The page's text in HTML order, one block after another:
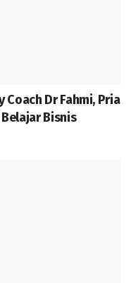
Coach Dr Fahmi, Pria
Bisnis